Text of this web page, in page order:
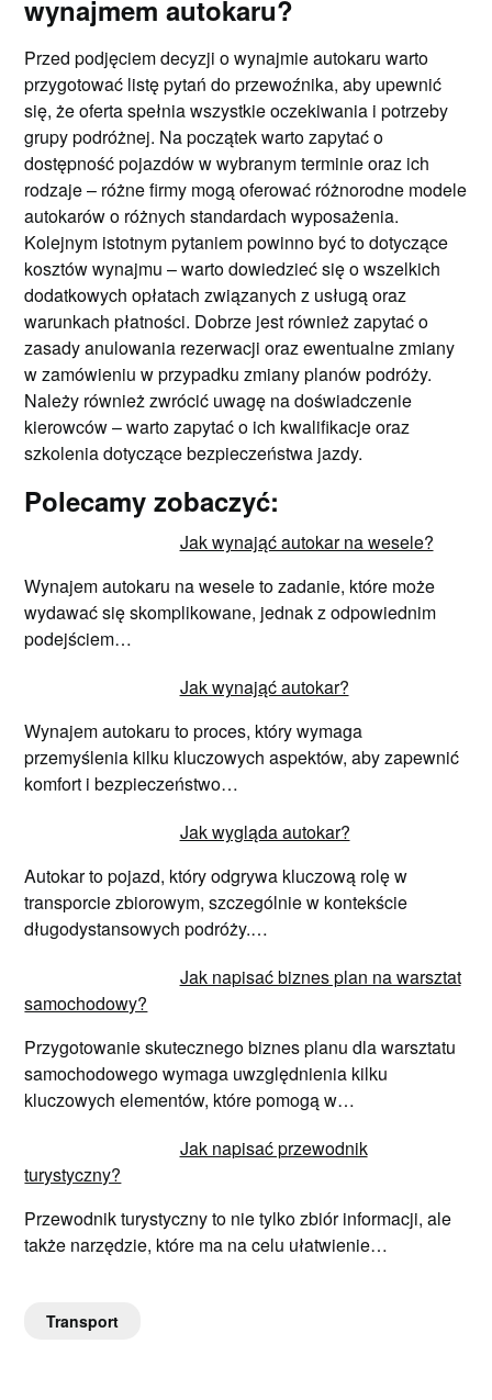
wynajmem autokaru?
Przed podjęciem decyzji o wynajmie autokaru warto
przygotować listę pytań do przewoźnika, aby upewnić
się, że oferta spełnia wszystkie oczekiwania i potrzeby
grupy podróżnej. Na początek warto zapytać o
dostępność pojazdów w wybranym terminie oraz ich
rodzaje – różne firmy mogą oferować różnorodne modele
autokarów o różnych standardach wyposażenia.
Kolejnym istotnym pytaniem powinno być to dotyczące
kosztów wynajmu – warto dowiedzieć się o wszelkich
dodatkowych opłatach związanych z usługą oraz
warunkach płatności. Dobrze jest również zapytać o
zasady anulowania rezerwacji oraz ewentualne zmiany
w zamówieniu w przypadku zmiany planów podróży.
Należy również zwrócić uwagę na doświadczenie
kierowców – warto zapytać o ich kwalifikacje oraz
szkolenia dotyczące bezpieczeństwa jazdy.
Polecamy zobaczyć:
Jak wynająć autokar na wesele?
Wynajem autokaru na wesele to zadanie, które może
wydawać się skomplikowane, jednak z odpowiednim
podejściem…
Jak wynająć autokar?
Wynajem autokaru to proces, który wymaga
przemyślenia kilku kluczowych aspektów, aby zapewnić
komfort i bezpieczeństwo…
Jak wygląda autokar?
Autokar to pojazd, który odgrywa kluczową rolę w
transporcie zbiorowym, szczególnie w kontekście
długodystansowych podróży.…
Jak napisać biznes plan na warsztat
samochodowy?
Przygotowanie skutecznego biznes planu dla warsztatu
samochodowego wymaga uwzględnienia kilku
kluczowych elementów, które pomogą w…
Jak napisać przewodnik
turystyczny?
Przewodnik turystyczny to nie tylko zbiór informacji, ale
także narzędzie, które ma na celu ułatwienie…
Transport